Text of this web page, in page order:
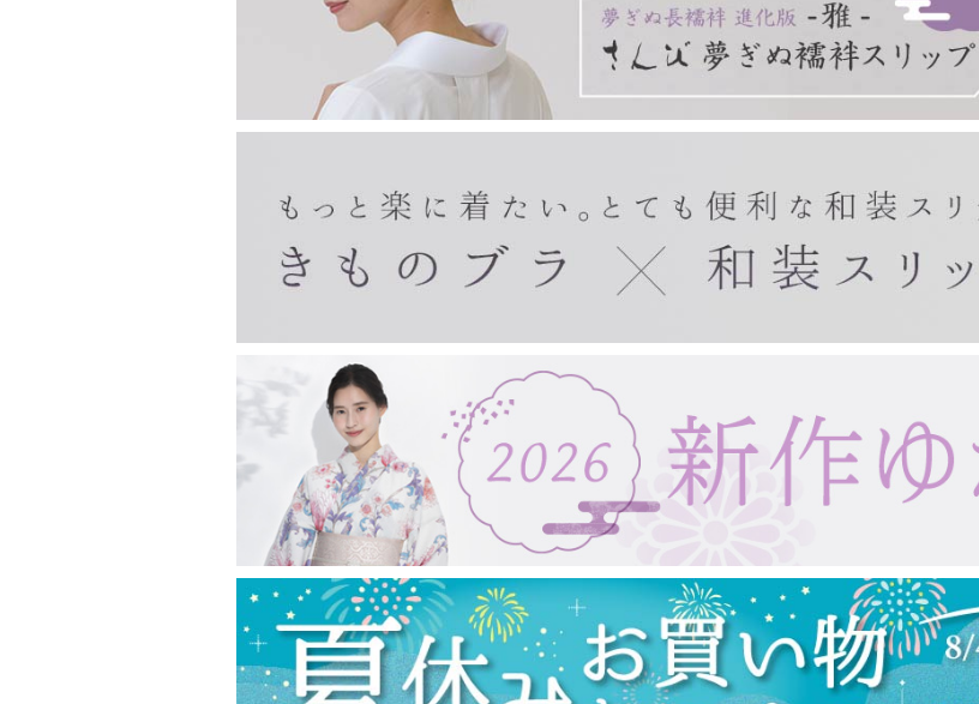
夢ぎぬ長襦袢
夢ぎぬ襦袢スリップ
きもの・ゆかた・帯
東レシルック(袷)
東レシルック(単衣)
東レシルック(訪問着)
デニムきもの
袴
甚平・作務衣
男物
眼鏡ケース
チョークポーチ
宝石入れ
財布
フクレ織のがま口
リバティ柄のがま口
浅草文庫
二つ折り財布
名刺入れ・カードケース
ピーターラビット
扇子・手拭い・ガーゼ
紙扇子 布扇子 婦人用扇子
紳士用扇子
宇野千代
浮世絵
手拭い
バッグ マスク
お香・線香